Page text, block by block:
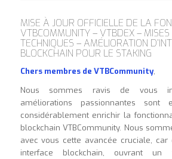
MISE À JOUR OFFICIELLE DE LA
VTBCOMMUNITY – VTBDEX –
TECHNIQUES – AMÉLIORATION
BLOCKCHAIN POUR LE STAKING
Chers membres de VTBCommunity,
Nous sommes ravis de vous
améliorations passionnantes
considérablement enrichir la
blockchain VTBCommunity. Nous
avec vous cette avancée cruciale,
interface blockchain, ouvrant